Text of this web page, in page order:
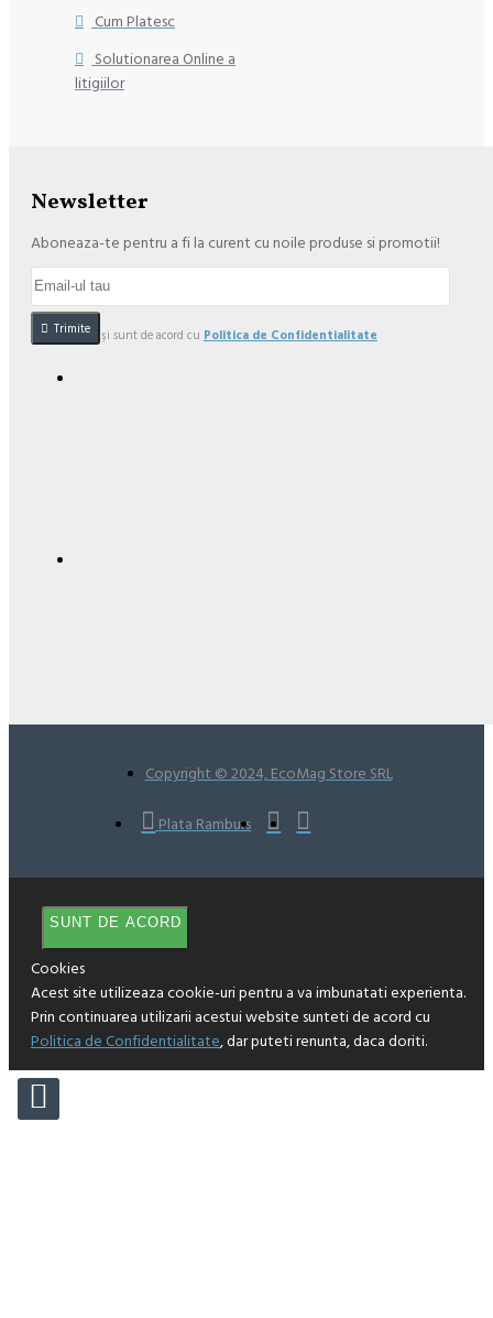
Cum Platesc
Solutionarea Online a
litigiilor
Newsletter
Aboneaza-te pentru a fi la curent cu noile produse si promotii!
Trimite
Am citit şi sunt de acord cu Politica de Confidentialitate
Copyright © 2024, EcoMag Store SRL
Plata Ramburs
SUNT DE ACORD
Cookies
Acest site utilizeaza cookie-uri pentru a va imbunatati experienta.
Prin continuarea utilizarii acestui website sunteti de acord cu
Politica de Confidentialitate, dar puteti renunta, daca doriti.